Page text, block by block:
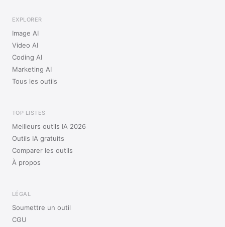
EXPLORER
Image AI
Video AI
Coding AI
Marketing AI
Tous les outils
TOP LISTES
Meilleurs outils IA 2026
Outils IA gratuits
Comparer les outils
À propos
LÉGAL
Soumettre un outil
CGU